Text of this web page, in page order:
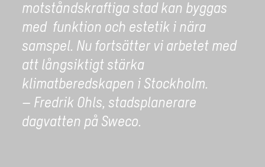
motståndskraftiga stad kan byggas
med funktion och estetik i nära
samspel. Nu fortsätter vi arbetet med
att långsiktigt stärka
klimatberedskapen i Stockholm.
– Fredrik Ohls, stadsplanerare
dagvatten på Sweco.